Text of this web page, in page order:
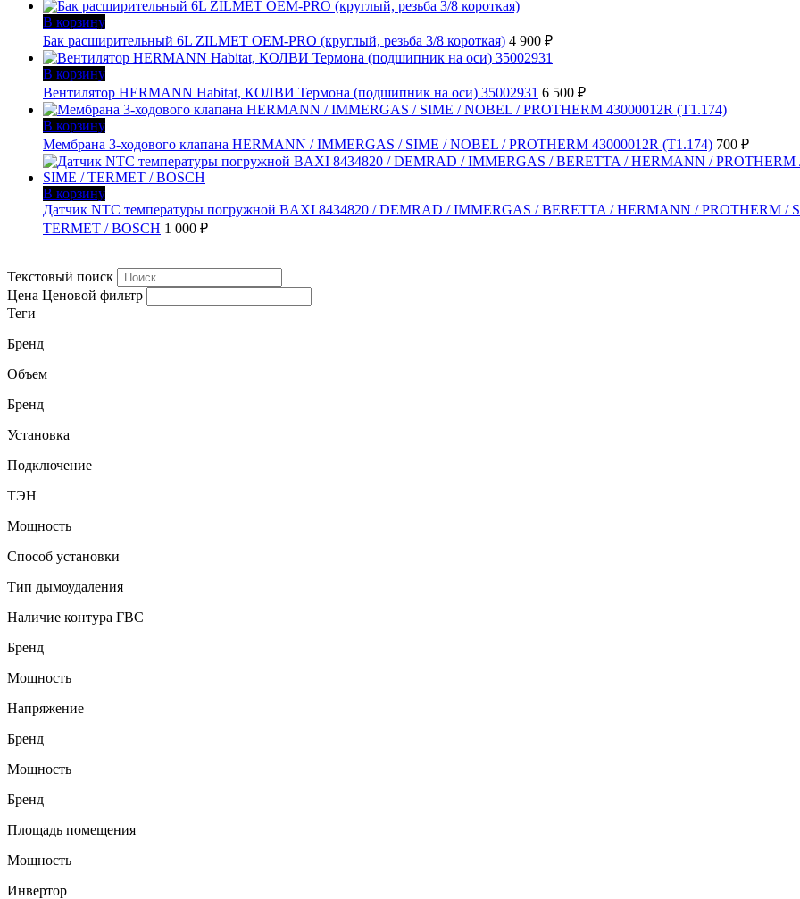
В корзину
Бак расширительный 6L ZILMET OEM-PRO (круглый, резьба 3/8 короткая) 4 900 ₽
В корзину
Вентилятор HERMANN Habitat, КОЛВИ Термона (подшипник на оси) 35002931 6 500 ₽
В корзину
Мембрана 3-ходового клапана HERMANN / IMMERGAS / SIME / NOBEL / PROTHERM 43000012R (T1.174) 700 ₽
В корзину
Датчик NTC температуры погружной BAXI 8434820 / DEMRAD / IMMERGAS / BERETTA / HERMANN / PROTHERM /
TERMET / BOSCH 1 000 ₽
Текстовый поиск
Цена Ценовой фильтр
Теги
Бренд
Объем
Бренд
Установка
Подключение
ТЭН
Мощность
Способ установки
Тип дымоудаления
Наличие контура ГВС
Бренд
Мощность
Напряжение
Бренд
Мощность
Бренд
Площадь помещения
Мощность
Инвертор